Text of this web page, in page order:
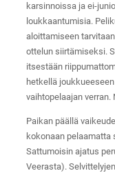
karsinnoissa ja ei-
loukkaantumisia.
aloittamiseen
ottelun siirtämiseksi.
itsestään
hetkellä
vaihtopelaajan verran.
Paikan päällä
kokonaan pelaamatta
Sattumoisin ajatus
Veerasta).